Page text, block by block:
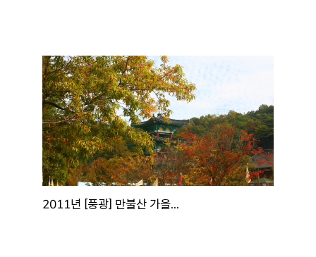
2011년 [풍광] 만불산 가을...